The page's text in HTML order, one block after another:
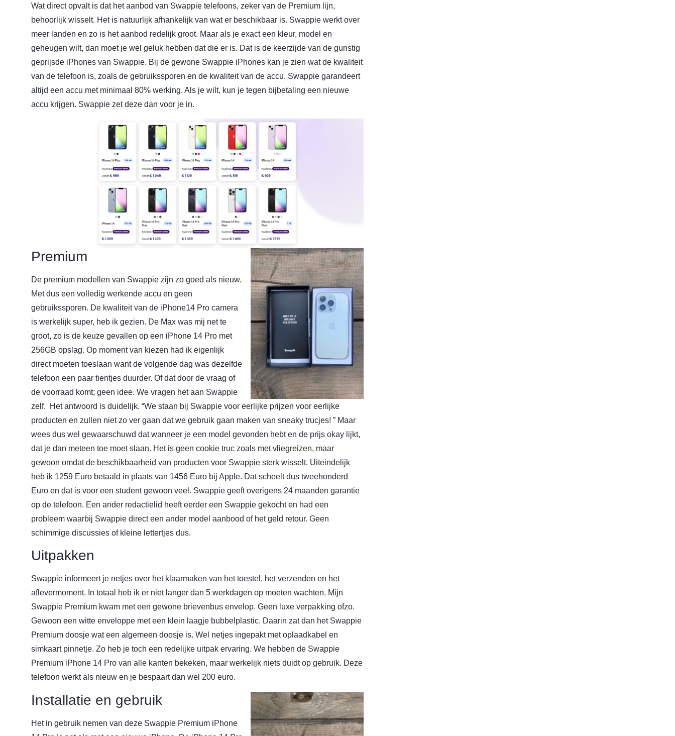
Wat direct opvalt is dat het aanbod van Swappie telefoons, zeker van de Premium lijn,
behoorlijk wisselt. Het is natuurlijk afhankelijk van wat er beschikbaar is. Swappie werkt over
meer landen en zo is het aanbod redelijk groot. Maar als je exact een kleur, model en
geheugen wilt, dan moet je wel geluk hebben dat die er is. Dat is de keerzijde van de gunstig
geprijsde iPhones van Swappie. Bij de gewone Swappie iPhones kan je zien wat de kwaliteit
van de telefoon is, zoals de gebruikssporen en de kwaliteit van de accu. Swappie garandeert
altijd een accu met minimaal 80% werking. Als je wilt, kun je tegen bijbetaling een nieuwe
accu krijgen. Swappie zet deze dan voor je in.
Premium
De premium modellen van Swappie zijn zo goed als nieuw.
Met dus een volledig werkende accu en geen
gebruikssporen. De kwaliteit van de iPhone14 Pro camera
is werkelijk super, heb ik gezien. De Max was mij net te
groot, zo is de keuze gevallen op een iPhone 14 Pro met
256GB opslag. Op moment van kiezen had ik eigenlijk
direct moeten toeslaan want de volgende dag was dezelfde
telefoon een paar tientjes duurder. Of dat door de vraag of
de voorraad komt; geen idee. We vragen het aan Swappie
zelf. Het antwoord is duidelijk. “We staan bij Swappie voor eerlijke prijzen voor eerlijke
producten en zullen niet zo ver gaan dat we gebruik gaan maken van sneaky trucjes! ” Maar
wees dus wel gewaarschuwd dat wanneer je een model gevonden hebt en de prijs okay lijkt,
dat je dan meteen toe moet slaan. Het is geen cookie truc zoals met vliegreizen, maar
gewoon omdat de beschikbaarheid van producten voor Swappie sterk wisselt. Uiteindelijk
heb ik 1259 Euro betaald in plaats van 1456 Euro bij Apple. Dat scheelt dus tweehonderd
Euro en dat is voor een student gewoon veel. Swappie geeft overigens 24 maanden garantie
op de telefoon. Een ander redactielid heeft eerder een Swappie gekocht en had een
probleem waarbij Swappie direct een ander model aanbood of het geld retour. Geen
schimmige discussies of kleine lettertjes dus.
Uitpakken
Swappie informeert je netjes over het klaarmaken van het toestel, het verzenden en het
aflevermoment. In totaal heb ik er niet langer dan 5 werkdagen op moeten wachten. Mijn
Swappie Premium kwam met een gewone brievenbus envelop. Geen luxe verpakking ofzo.
Gewoon een witte enveloppe met een klein laagje bubbelplastic. Daarin zat dan het Swappie
Premium doosje wat een algemeen doosje is. Wel netjes ingepakt met oplaadkabel en
simkaart pinnetje. Zo heb je toch een redelijke uitpak ervaring. We hebben de Swappie
Premium iPhone 14 Pro van alle kanten bekeken, maar werkelijk niets duidt op gebruik. Deze
telefoon werkt als nieuw en je bespaart dan wel 200 euro.
Installatie en gebruik
Het in gebruik nemen van deze Swappie Premium iPhone